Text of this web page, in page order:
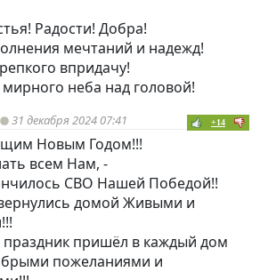
Радости! Добра!
мечтаний и надежд!
впридачу!
неба над головой!
31 декабря 2024 07:41 +14
Новым Годом!!!
всем Нам, -
СВО Нашей Победой!!
домой Живыми и
праздник пришёл в каждый дом
пожеланиями и